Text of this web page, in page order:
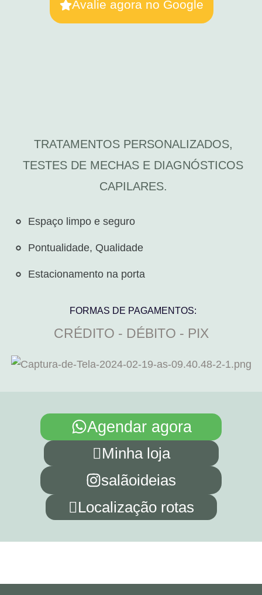
Avalie agora no Google
TRATAMENTOS PERSONALIZADOS,
TESTES DE MECHAS E DIAGNÓSTICOS
CAPILARES.
Espaço limpo e seguro​
Pontualidade, Qualidade
Estacionamento na porta
FORMAS DE PAGAMENTOS:
CRÉDITO - DÉBITO - PIX
Agendar agora
Minha loja
salãoideias
Localização rotas